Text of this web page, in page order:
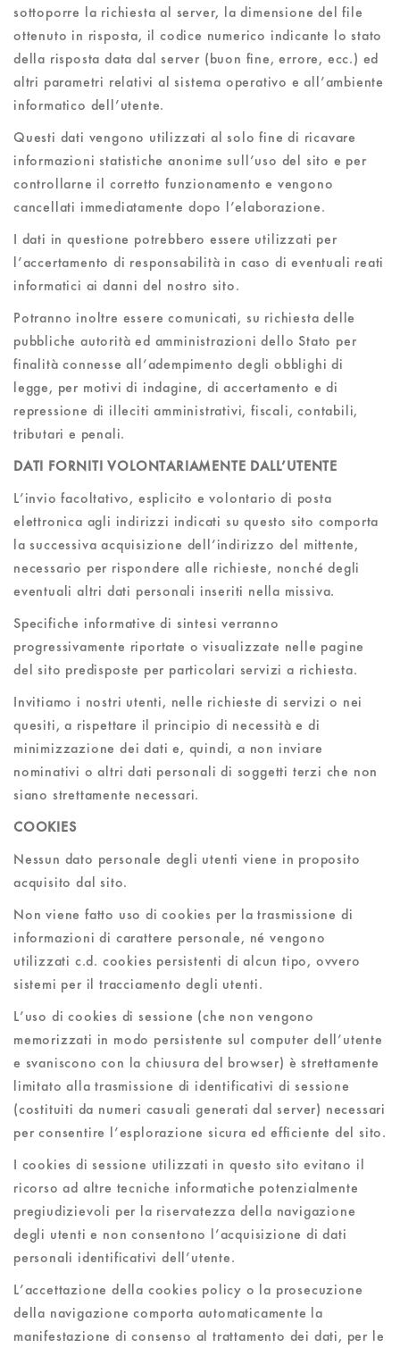
sottoporre la richiesta al server, la dimensione del file
ottenuto in risposta, il codice numerico indicante lo stato
della risposta data dal server (buon fine, errore, ecc.) ed
altri parametri relativi al sistema operativo e all’ambiente
informatico dell’utente.
Questi dati vengono utilizzati al solo fine di ricavare
informazioni statistiche anonime sull’uso del sito e per
controllarne il corretto funzionamento e vengono
cancellati immediatamente dopo l’elaborazione.
I dati in questione potrebbero essere utilizzati per
l’accertamento di responsabilità in caso di eventuali reati
informatici ai danni del nostro sito.
Potranno inoltre essere comunicati, su richiesta delle
pubbliche autorità ed amministrazioni dello Stato per
finalità connesse all’adempimento degli obblighi di
legge, per motivi di indagine, di accertamento e di
repressione di illeciti amministrativi, fiscali, contabili,
tributari e penali.
DATI FORNITI VOLONTARIAMENTE DALL’UTENTE
L’invio facoltativo, esplicito e volontario di posta
elettronica agli indirizzi indicati su questo sito comporta
la successiva acquisizione dell’indirizzo del mittente,
necessario per rispondere alle richieste, nonché degli
eventuali altri dati personali inseriti nella missiva.
Specifiche informative di sintesi verranno
progressivamente riportate o visualizzate nelle pagine
del sito predisposte per particolari servizi a richiesta.
Invitiamo i nostri utenti, nelle richieste di servizi o nei
quesiti, a rispettare il principio di necessità e di
minimizzazione dei dati e, quindi, a non inviare
nominativi o altri dati personali di soggetti terzi che non
siano strettamente necessari.
COOKIES
Nessun dato personale degli utenti viene in proposito
acquisito dal sito.
Non viene fatto uso di cookies per la trasmissione di
informazioni di carattere personale, né vengono
utilizzati c.d. cookies persistenti di alcun tipo, ovvero
sistemi per il tracciamento degli utenti.
L’uso di cookies di sessione (che non vengono
memorizzati in modo persistente sul computer dell’utente
e svaniscono con la chiusura del browser) è strettamente
limitato alla trasmissione di identificativi di sessione
(costituiti da numeri casuali generati dal server) necessari
per consentire l’esplorazione sicura ed efficiente del sito.
I cookies di sessione utilizzati in questo sito evitano il
ricorso ad altre tecniche informatiche potenzialmente
pregiudizievoli per la riservatezza della navigazione
degli utenti e non consentono l’acquisizione di dati
personali identificativi dell’utente.
L’accettazione della cookies policy o la prosecuzione
della navigazione comporta automaticamente la
manifestazione di consenso al trattamento dei dati, per le